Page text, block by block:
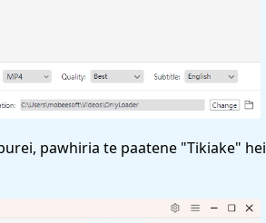
pawhiria te paatene "Tikiake" hei